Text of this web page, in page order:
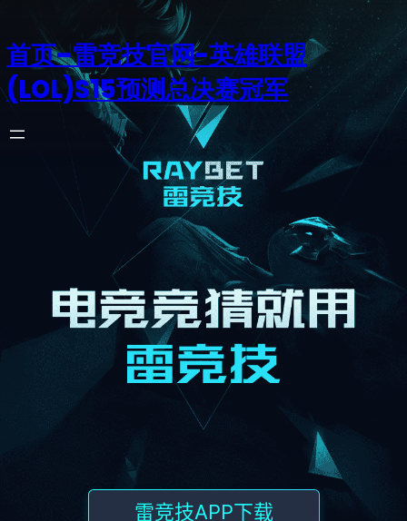
首页–雷竞技官网-英雄联盟
(LOL)S15预测总决赛冠军